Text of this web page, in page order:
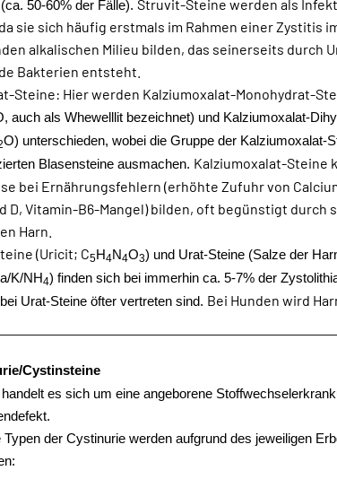
50-60% der Fälle). Struvit-Steine werden als
sie sich häufig erstmals im Rahmen einer Zystitis
alkalischen Milieu bilden, das seinerseits durch
Bakterien entsteht.
Steine: Hier werden Kalziumoxalat-Monohydrat-
auch als Whewelllit bezeichnet) und Kalziumoxalat-
O) unterschieden, wobei die Gruppe der Kalziumoxalat-
Blasensteine ausmachen. Kalziumoxalat-Steine
bei Ernährungsfehlern (erhöhte Zufuhr von
D, Vitamin-B6-Mangel) bilden, oft begünstigt durch
Harn.
(Uricit; C5H4N4O3) und Urat-Steine (Salze der
K/NH4) finden sich bei immerhin ca. 5-7% der
Urat-Steine öfter vertreten sind. Bei Hunden wird
Cystinsteine
es sich um eine angeborene
Typen der Cystinurie werden aufgrund des jeweiligen